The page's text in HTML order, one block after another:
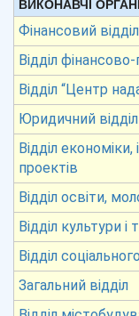
ВИКОНАВЧІ
Фінансовий відділ
Відділ
Відділ “Центр
Юридичний відділ
Відділ
проектів
Відділ освіти,
Відділ культури і
Відділ
Загальний відділ